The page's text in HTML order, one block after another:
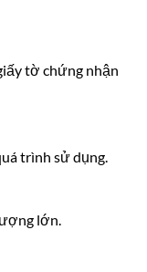
tờ chứng nhận
trình sử dụng.
lớn.